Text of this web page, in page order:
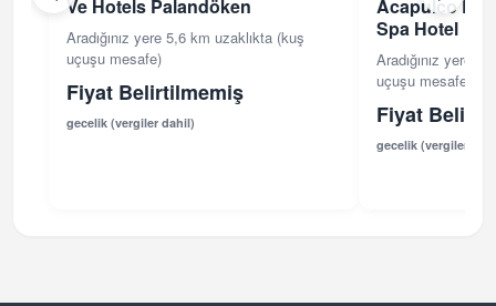
Ve Hotels Palandöken
Aradığınız yere 5,6 km uzaklıkta (kuş
uçuşu mesafe)
Fiyat Belirtilmemiş
gecelik (vergiler dahil)
Acapulco
Spa Hotel
Aradığınız yere
uçuşu mesafe)
Fiyat
gecelik (vergiler